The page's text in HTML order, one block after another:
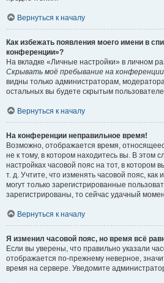
Вернуться к началу
Как избежать появления моего имени в
конференции»?
На вкладке «Личные настройки» в личном
Скрывать моё пребывание на конференции
видны только администраторам,
остальных вы будете скрытым
Вернуться к началу
На конференции неправильное время!
Возможно, отображается время,
не к тому, в котором находитесь вы. В этом
настройках часовой пояс на тот, в котором
т. д. Учтите, что изменять часовой пояс, как
могут только зарегистрированные
зарегистрированы, то сейчас удачный
Вернуться к началу
Я изменил часовой пояс, но время всё
Если вы уверены, что правильно указали
отображается по-прежнему неверное,
время на сервере. Уведомите